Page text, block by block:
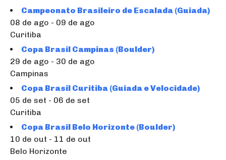
Campeonato Brasileiro de Escalada (Guiada)
08 de ago - 09 de ago
Curitiba
Copa Brasil Campinas (Boulder)
29 de ago - 30 de ago
Campinas
Copa Brasil Curitiba (Guiada e Velocidade)
05 de set - 06 de set
Curitiba
Copa Brasil Belo Horizonte (Boulder)
10 de out - 11 de out
Belo Horizonte